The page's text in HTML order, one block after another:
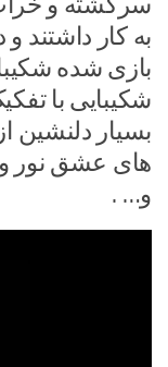
به کار داشتند و
بازی شده
شکیبایی با
بسیار دلنشین
های عشق نور
و… .